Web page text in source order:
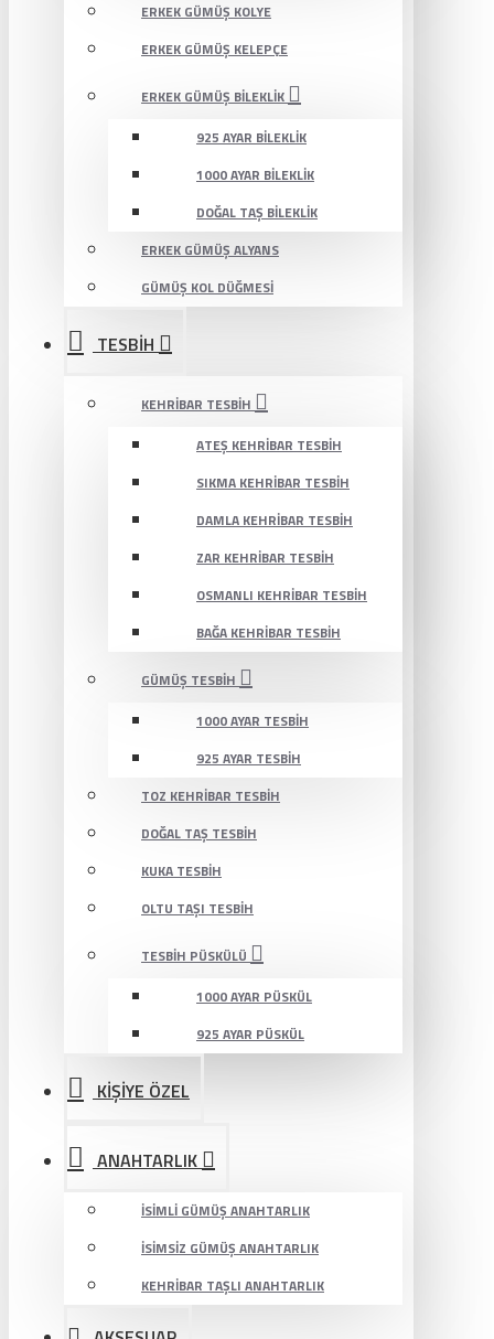
ERKEK GÜMÜŞ KOLYE
ERKEK GÜMÜŞ KELEPÇE
ERKEK GÜMÜŞ BILEKLIK
925 AYAR BILEKLIK
1000 AYAR BILEKLIK
DOĞAL TAŞ BILEKLIK
ERKEK GÜMÜŞ ALYANS
GÜMÜŞ KOL DÜĞMESI
TESBİH
KEHRIBAR TESBIH
ATEŞ KEHRIBAR TESBIH
SIKMA KEHRIBAR TESBIH
DAMLA KEHRIBAR TESBIH
ZAR KEHRIBAR TESBIH
OSMANLI KEHRIBAR TESBIH
BAĞA KEHRIBAR TESBIH
GÜMÜŞ TESBIH
1000 AYAR TESBIH
925 AYAR TESBIH
TOZ KEHRIBAR TESBIH
DOĞAL TAŞ TESBIH
KUKA TESBIH
OLTU TAŞI TESBIH
TESBIH PÜSKÜLÜ
1000 AYAR PÜSKÜL
925 AYAR PÜSKÜL
KİŞİYE ÖZEL
ANAHTARLIK
İSIMLI GÜMÜŞ ANAHTARLIK
İSIMSIZ GÜMÜŞ ANAHTARLIK
KEHRIBAR TAŞLI ANAHTARLIK